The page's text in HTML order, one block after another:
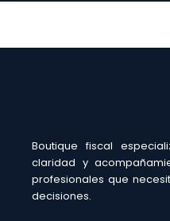
Boutique fiscal
claridad y
profesionales que
decisiones.